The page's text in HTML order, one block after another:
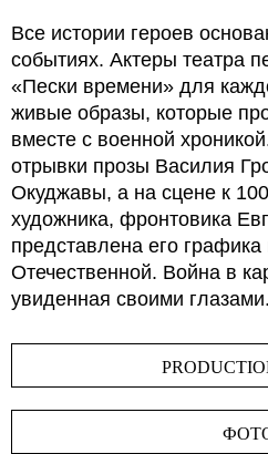
Все истории героев
событиях. Актеры театра
«Пески времени» для
живые образы, которые
вместе с военной
отрывки прозы Василия
Окуджавы, а на сцене к
художника, фронтовика
представлена его
Отечественной. Война в
увиденная своими глазами.